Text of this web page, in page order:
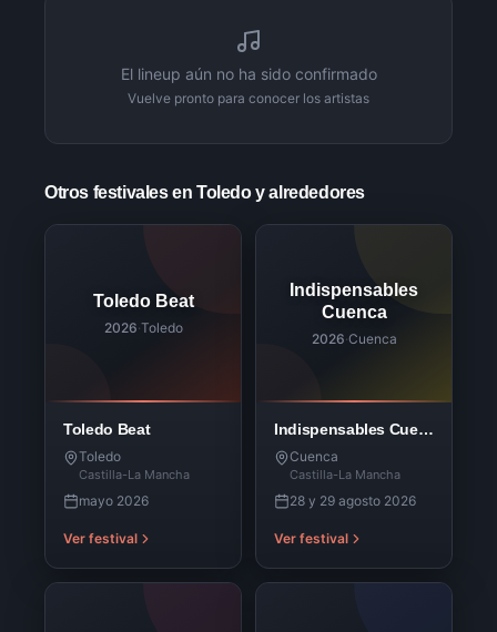
El lineup aún no ha sido confirmado
Vuelve pronto para conocer los artistas
Otros festivales en Toledo y alrededores
Toledo Beat
2026·Toledo
Toledo Beat
Toledo
Castilla-La Mancha
mayo 2026
Ver festival
Indispensables
Cuenca
2026·Cuenca
Indispensables Cuenca
Cuenca
Castilla-La Mancha
28 y 29 agosto 2026
Ver festival